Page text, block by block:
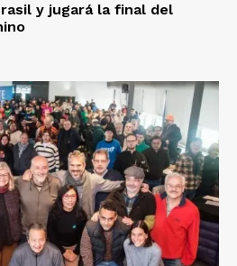
y jugará la final del